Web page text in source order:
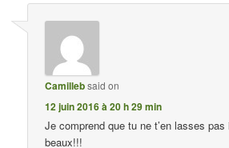
Camillebsaid on
12 juin 2016 à 20 h 29 min
Je comprend que tu ne t’en lasses
beaux!!!